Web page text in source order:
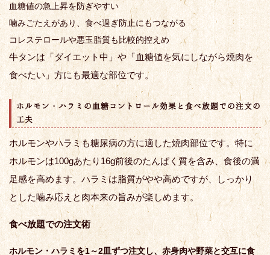
血糖値の急上昇を防ぎやすい
噛みごたえがあり、食べ過ぎ防止にもつながる
コレステロールや悪玉脂質も比較的控えめ
牛タンは「ダイエット中」や「血糖値を気にしながら焼肉を
食べたい」方にも最適な部位です。
ホルモン・ハラミの血糖コントロール効果と食べ放題での注文の
工夫
ホルモンやハラミも糖尿病の方に適した焼肉部位です。特に
ホルモンは100gあたり16g前後のたんぱく質を含み、食後の満
足感を高めます。ハラミは脂質がやや高めですが、しっかり
とした噛み応えと肉本来の旨みが楽しめます。
食べ放題での注文術
ホルモン・ハラミを1～2皿ずつ注文し、赤身肉や野菜と交互に食